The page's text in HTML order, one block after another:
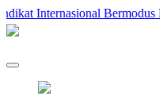
Internasional Bermodus